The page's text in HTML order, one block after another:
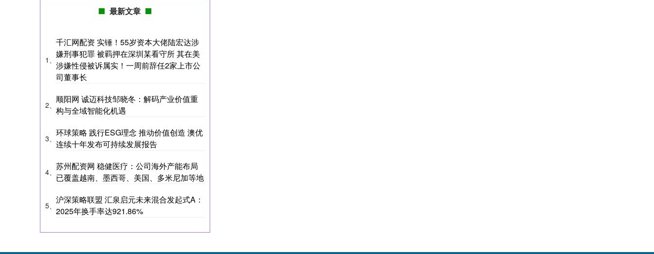
最新文章
1、
千汇网配资 实锤！55岁资本大佬陆宏达涉
嫌刑事犯罪 被羁押在深圳某看守所 其在美
涉嫌性侵被诉属实！一周前辞任2家上市公
司董事长
2、
顺阳网 诚迈科技邹晓冬：解码产业价值重
构与全域智能化机遇
3、
环球策略 践行ESG理念 推动价值创造 澳优
连续十年发布可持续发展报告
4、
苏州配资网 稳健医疗：公司海外产能布局
已覆盖越南、墨西哥、美国、多米尼加等地
5、
沪深策略联盟 汇泉启元未来混合发起式A：
2025年换手率达921.86%